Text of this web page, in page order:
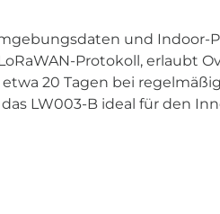
und Indoor-
Protokoll, erlaubt
20 Tagen bei
LW003-B ideal für den